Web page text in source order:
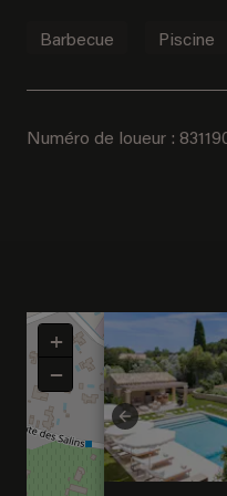
Barbecue Piscine
Numéro de loueur :
Previous
+
−